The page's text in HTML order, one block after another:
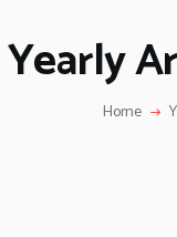
Yearly
Home